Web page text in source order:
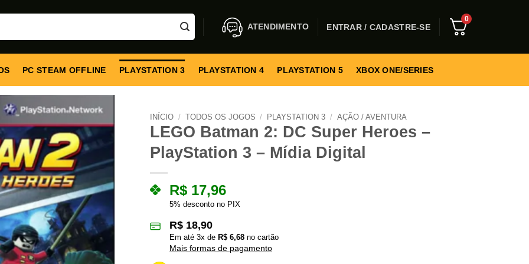
ATENDIMENTO ENTRAR / CADASTRE-SE
0
PC STEAM OFFLINE PLAYSTATION 3 PLAYSTATION 4 PLAYSTATION 5 XBOX ONE/SERIES
INÍCIO / TODOS OS JOGOS / PLAYSTATION 3 / AÇÃO / AVENTURA
LEGO Batman 2: DC Super Heroes –
PlayStation 3 – Mídia Digital
R$ 17,96
5% desconto no PIX
R$ 18,90
Em até 3x de R$ 6,68 no cartão
Mais formas de pagamento